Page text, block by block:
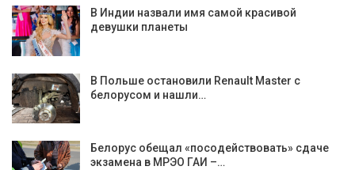
В Индии назвали имя самой красивой
девушки планеты
В Польше остановили Renault Master с
белорусом и нашли…
Белорус обещал «посодействовать» сдаче
экзамена в МРЭО ГАИ –…